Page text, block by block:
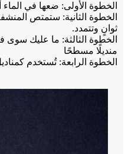
الخطوة الأولى: ضعها في
الخطوة الثانية: ستمتص
ثوانٍ وتتمدد.
الخطوة الثالثة: ما عليك
منديلًا مسطحًا
الخطوة الرابعة: تُستخدم